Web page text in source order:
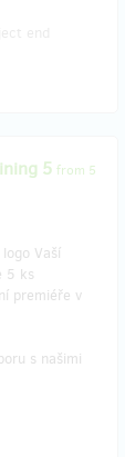
5 from 5
Vaší
5 ks
premiéře v
s našimi